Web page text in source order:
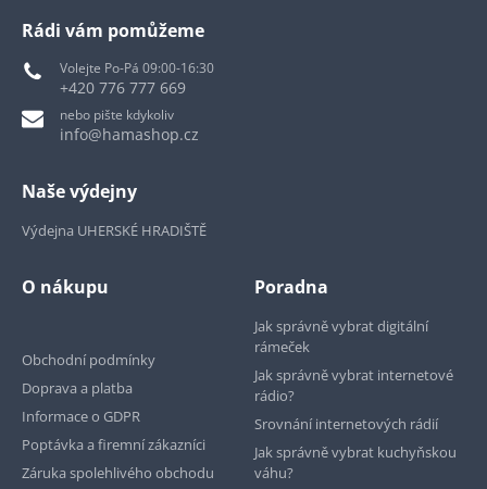
Rádi vám pomůžeme
Volejte Po-Pá 09:00-16:30
+420 776 777 669
nebo pište kdykoliv
info@hamashop.cz
Naše výdejny
Výdejna UHERSKÉ HRADIŠTĚ
O nákupu
Obchodní podmínky
Doprava a platba
Informace o GDPR
Poptávka a firemní zákazníci
Záruka spolehlivého obchodu
Poradna
Jak správně vybrat digitální
rámeček
Jak správně vybrat internetové
rádio?
Srovnání internetových rádií
Jak správně vybrat kuchyňskou
váhu?